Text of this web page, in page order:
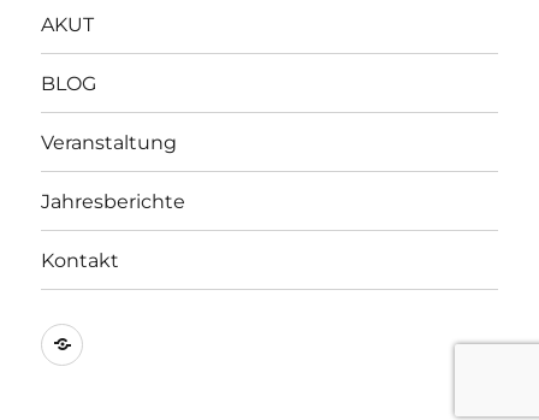
AKUT
BLOG
Veranstaltung
Jahresberichte
Kontakt
Impressum